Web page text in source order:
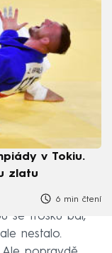
v Tokiu.
zlatu
6 min čtení
se trošku bál,
nestalo.